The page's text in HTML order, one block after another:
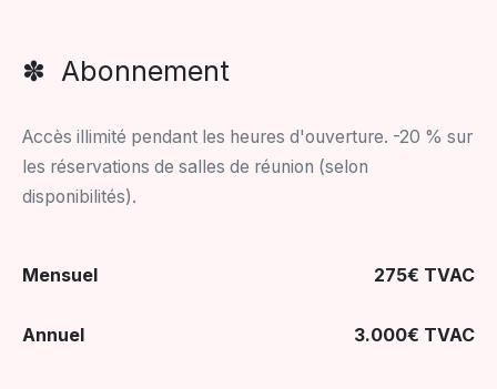
✽ Abonnement
Accès illimité pendant les heures d'ouverture. -20 % sur
les réservations de salles de réunion (selon
disponibilités).
Mensuel 275€ TVAC
Annuel 3.000€ TVAC